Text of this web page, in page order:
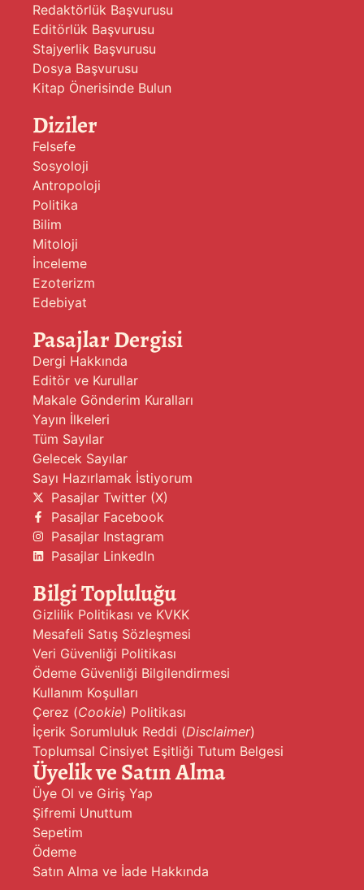
Redaktörlük Başvurusu
Editörlük Başvurusu
Stajyerlik Başvurusu
Dosya Başvurusu
Kitap Önerisinde Bulun
Diziler
Felsefe
Sosyoloji
Antropoloji
Politika
Bilim
Mitoloji
İnceleme
Ezoterizm
Edebiyat
Pasajlar Dergisi
Dergi Hakkında
Editör ve Kurullar
Makale Gönderim Kuralları
Yayın İlkeleri
Tüm Sayılar
Gelecek Sayılar
Sayı Hazırlamak İstiyorum
Pasajlar Twitter (X)
Pasajlar Facebook
Pasajlar Instagram
Pasajlar LinkedIn
Bilgi Topluluğu
Gizlilik Politikası ve KVKK
Mesafeli Satış Sözleşmesi
Veri Güvenliği Politikası
Ödeme Güvenliği Bilgilendirmesi
Kullanım Koşulları
Çerez (Cookie) Politikası
İçerik Sorumluluk Reddi (Disclaimer)
Toplumsal Cinsiyet Eşitliği Tutum Belgesi
Üyelik ve Satın Alma
Üye Ol ve Giriş Yap
Şifremi Unuttum
Sepetim
Ödeme
Satın Alma ve İade Hakkında